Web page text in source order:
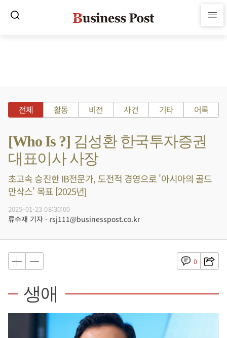
전체 활동 비전 사건 기타 어록
[Who Is ?] 김성환 한국투자증권
대표이사 사장
초고속 승진한 IB전문가, 도전적 경영으로 '아시아의 골드
만삭스' 목표 [2025년]
2025-01-23 08:30:00
류수재 기자 - rsj111@businesspost.co.kr
0
생애